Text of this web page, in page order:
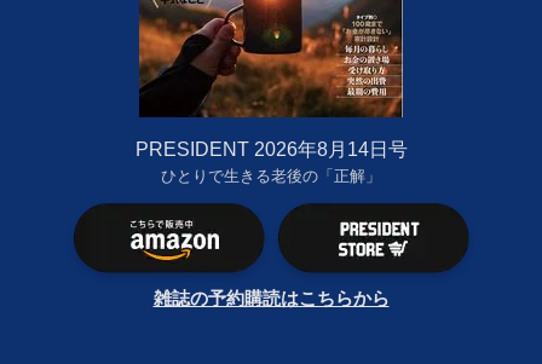
PRESIDENT 2026年8月14日号
ひとりで生きる老後の「正解」
雑誌の予約購読はこちらから